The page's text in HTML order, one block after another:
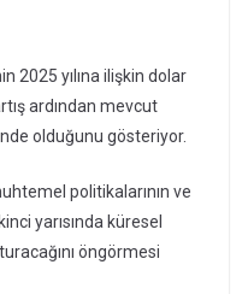
2025 yılına ilişkin dolar
ardından mevcut
olduğunu gösteriyor.
politikalarının ve
yarısında küresel
öngörmesi